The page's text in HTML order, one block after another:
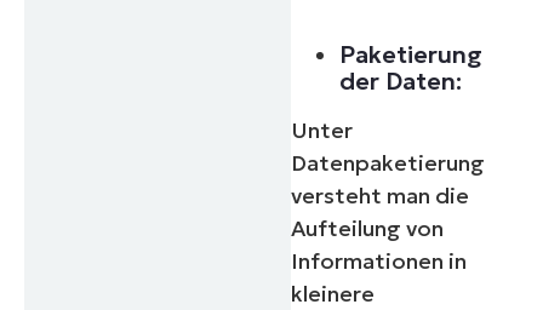
Paketierung
der Daten:
Unter
Datenpaketierung
versteht man die
Aufteilung von
Informationen in
kleinere